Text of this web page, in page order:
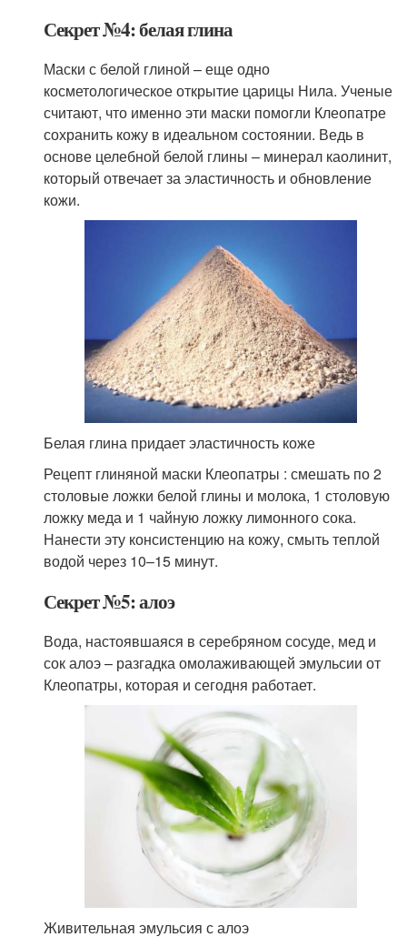
Секрет №4: белая глина
Маски с белой глиной – еще одно
косметологическое открытие царицы Нила. Ученые
считают, что именно эти маски помогли Клеопатре
сохранить кожу в идеальном состоянии. Ведь в
основе целебной белой глины – минерал каолинит,
который отвечает за эластичность и обновление
кожи.
Белая глина придает эластичность коже
Рецепт глиняной маски Клеопатры : смешать по 2
столовые ложки белой глины и молока, 1 столовую
ложку меда и 1 чайную ложку лимонного сока.
Нанести эту консистенцию на кожу, смыть теплой
водой через 10–15 минут.
Секрет №5: алоэ
Вода, настоявшаяся в серебряном сосуде, мед и
сок алоэ – разгадка омолаживающей эмульсии от
Клеопатры, которая и сегодня работает.
Живительная эмульсия с алоэ